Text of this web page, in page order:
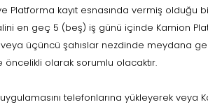
Platforma kayıt esnasında vermiş olduğu
en geç 5 (beş) iş günü içinde Kamion
üçüncü şahıslar nezdinde meydana
öncelikli olarak sorumlu olacaktır.
uygulamasını telefonlarına yükleyerek